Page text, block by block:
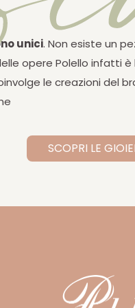
unici. Non esiste un
opere Polello infatti
le creazioni del
SCOPRI LE